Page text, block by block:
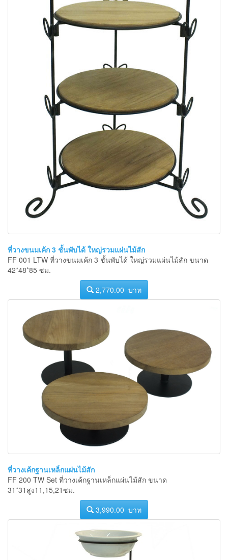
ที่วางขนมเค้ก 3 ชั้นพับได้ ใหญ่รวมแผ่นไม้สัก
FF 001 LTW ที่วางขนมเค้ก 3 ชั้นพับได้ ใหญ่รวมแผ่นไม้สัก ขนาด
42*48*85 ซม.
2,770.00 บาท
ที่วางเค้กฐานเหล็กแผ่นไม้สัก
FF 200 TW Set ที่วางเค้กฐานเหล็กแผ่นไม้สัก ขนาด
31*31สูง11,15,21ซม.
3,990.00 บาท